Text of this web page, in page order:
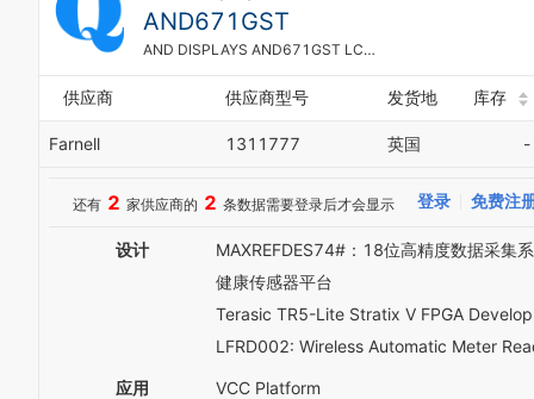
AND671GST
AND DISPLAYS AND671GST LCD CHARACTER DISPLAY
供应商 供应商型号 发货地 库存
Farnell 1311777 英国 -
还有 2 家供应商的 2 条数据需要登录后才会显示 登录 免费注
设计
MAXREFDES74#：18位高精度数据采集
健康传感器平台
Terasic TR5-Lite Stratix V FPGA
LFRD002: Wireless Automatic Meter
应用 VCC Platform